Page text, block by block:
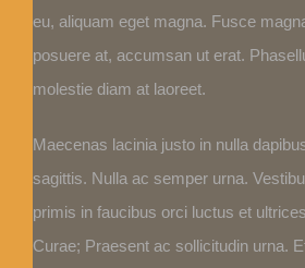
eu, aliquam eget magna. Fusce
posuere at, accumsan ut erat.
molestie diam at laoreet.
Maecenas lacinia justo in nulla
sagittis. Nulla ac semper urna.
primis in faucibus orci luctus et
Curae; Praesent ac sollicitudin urna.